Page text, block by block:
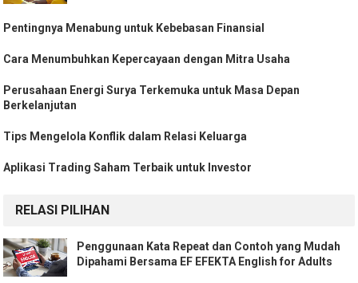
Pentingnya Menabung untuk Kebebasan Finansial
Cara Menumbuhkan Kepercayaan dengan Mitra Usaha
Perusahaan Energi Surya Terkemuka untuk Masa Depan
Berkelanjutan
Tips Mengelola Konflik dalam Relasi Keluarga
Aplikasi Trading Saham Terbaik untuk Investor
RELASI PILIHAN
Penggunaan Kata Repeat dan Contoh yang Mudah
Dipahami Bersama EF EFEKTA English for Adults